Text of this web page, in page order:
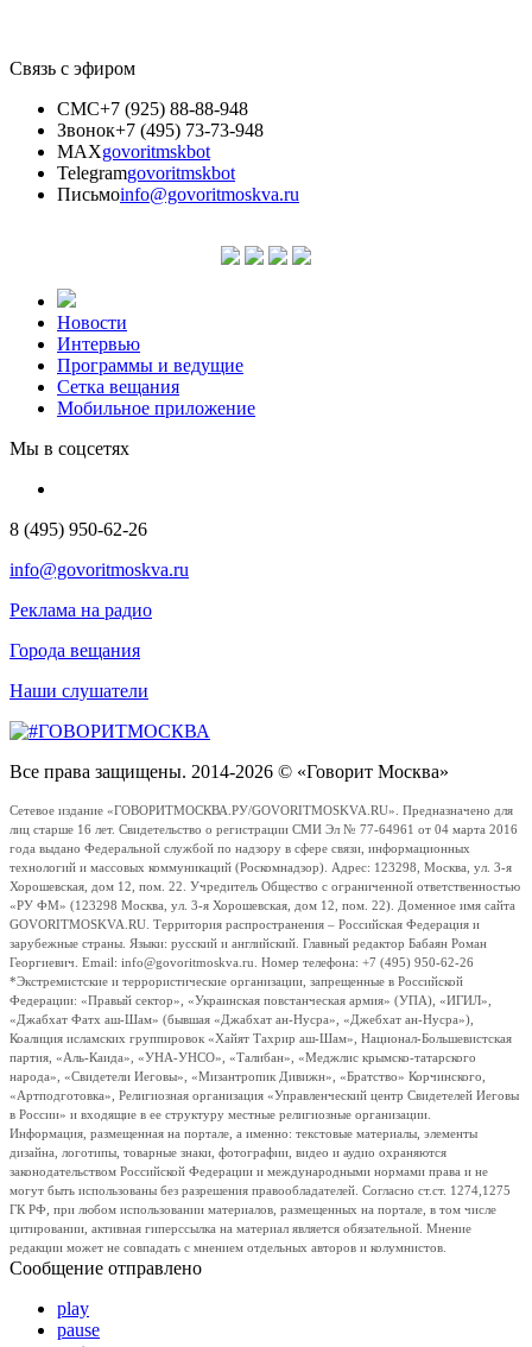
Связь с эфиром
СМС+7 (925) 88-88-948
Звонок+7 (495) 73-73-948
MAXgovoritmskbot
Telegramgovoritmskbot
Письмоinfo@govoritmoskva.ru
Новости
Интервью
Программы и ведущие
Сетка вещания
Мобильное приложение
Мы в соцсетях
8 (495) 950-62-26
info@govoritmoskva.ru
Реклама на радио
Города вещания
Наши слушатели
Все права защищены. 2014-2026 © «Говорит Москва»
Сетевое издание «ГОВОРИТМОСКВА.РУ/GOVORITMOSKVA.RU». Предназначено для
лиц старше 16 лет. Свидетельство о регистрации СМИ Эл № 77-64961 от 04 марта 2016
года выдано Федеральной службой по надзору в сфере связи, информационных
технологий и массовых коммуникаций (Роскомнадзор). Адрес: 123298, Москва, ул. 3-я
Хорошевская, дом 12, пом. 22. Учредитель Общество с ограниченной ответственностью
«РУ ФМ» (123298 Москва, ул. 3-я Хорошевская, дом 12, пом. 22). Доменное имя сайта
GOVORITMOSKVA.RU. Территория распространения – Российская Федерация и
зарубежные страны. Языки: русский и английский. Главный редактор Бабаян Роман
Георгиевич. Email: info@govoritmoskva.ru. Номер телефона: +7 (495) 950-62-26
*Экстремистские и террористические организации, запрещенные в Российской
Федерации: «Правый сектор», «Украинская повстанческая армия» (УПА), «ИГИЛ»,
«Джабхат Фатх аш-Шам» (бывшая «Джабхат ан-Нусра», «Джебхат ан-Нусра»),
Коалиция исламских группировок «Хайят Тахрир аш-Шам», Национал-Большевистская
партия, «Аль-Каида», «УНА-УНСО», «Талибан», «Меджлис крымско-татарского
народа», «Свидетели Иеговы», «Мизантропик Дивижн», «Братство» Корчинского,
«Артподготовка», Религиозная организация «Управленческий центр Свидетелей Иеговы
в России» и входящие в ее структуру местные религиозные организации.
Информация, размещенная на портале, а именно: текстовые материалы, элементы
дизайна, логотипы, товарные знаки, фотографии, видео и аудио охраняются
законодательством Российской Федерации и международными нормами права и не
могут быть использованы без разрешения правообладателей. Согласно ст.ст. 1274,1275
ГК РФ, при любом использовании материалов, размещенных на портале, в том числе
цитировании, активная гиперссылка на материал является обязательной. Мнение
редакции может не совпадать с мнением отдельных авторов и колумнистов.
Сообщение отправлено
play
pause